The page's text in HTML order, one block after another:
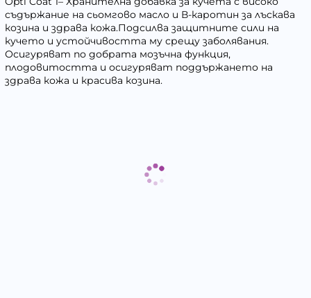
съдържание на сьомгово масло и В-каротин за лъскава
козина и здрава кожа.Подсилва защитните сили на
кучето и устойчивостта му срещу заболявания.
Осигуряват по добрата мозъчна функция,
плодовитостта и осигуряват поддържането на
здрава кожа и красива козина.